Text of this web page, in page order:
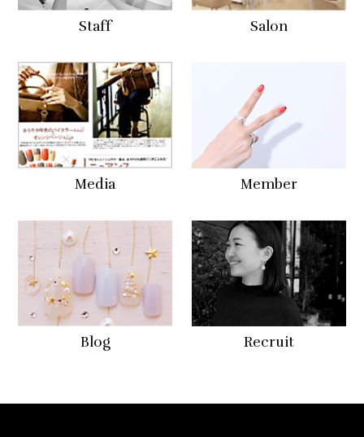
Staff Salon
Media Member
Blog Recruit